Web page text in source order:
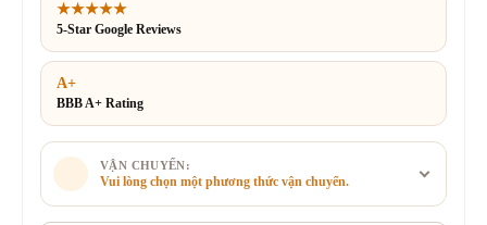
★★★★★
5-Star Google Reviews
A+
BBB A+ Rating
VẬN CHUYỂN:
Vui lòng chọn một phương thức vận chuyển.